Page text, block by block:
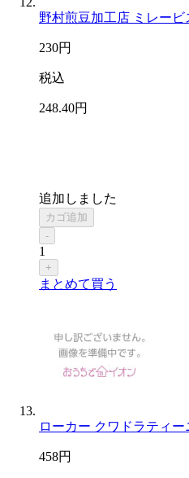
野村煎豆加工店 ミレービ
230円
税込
248.40円
追加しました
カゴ追加
-
1
+
まとめて買う
ローカー クワドラティ
458円